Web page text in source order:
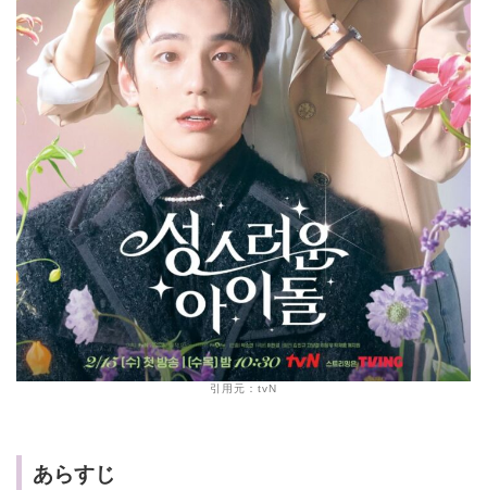
引用元：tvN
あらすじ